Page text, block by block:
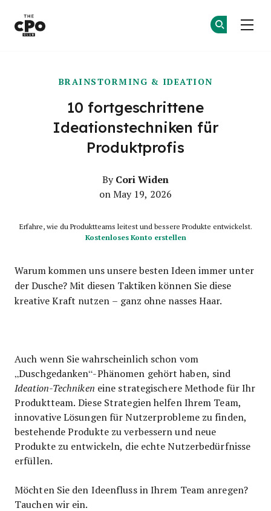
BRAINSTORMING & IDEATION
10 fortgeschrittene
Ideationstechniken für
Produktprofis
ByCori Widen
on May 19, 2026
Erfahre, wie du Produktteams leitest und bessere Produkte entwickelst.
Kostenloses Konto erstellen
Warum kommen uns unsere besten Ideen immer unter
der Dusche? Mit diesen Taktiken können Sie diese
kreative Kraft nutzen – ganz ohne nasses Haar.
Auch wenn Sie wahrscheinlich schon vom
„Duschgedanken“-Phänomen gehört haben, sind
Ideation-Techniken eine strategischere Methode für Ihr
Produktteam. Diese Strategien helfen Ihrem Team,
innovative Lösungen für Nutzerprobleme zu finden,
bestehende Produkte zu verbessern und neue
Produkte zu entwickeln, die echte Nutzerbedürfnisse
erfüllen.
Möchten Sie den Ideenfluss in Ihrem Team anregen?
Tauchen wir ein.